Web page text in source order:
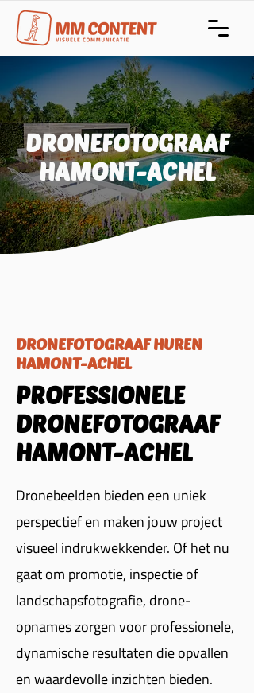
DRONEFOTOGRAAF
HAMONT-ACHEL
DRONEFOTOGRAAF HUREN
HAMONT-ACHEL
PROFESSIONELE
DRONEFOTOGRAAF
HAMONT-ACHEL
Dronebeelden bieden een uniek
perspectief en maken jouw project
visueel indrukwekkender. Of het nu
gaat om promotie, inspectie of
landschapsfotografie, drone-
opnames zorgen voor professionele,
dynamische resultaten die opvallen
en waardevolle inzichten bieden.